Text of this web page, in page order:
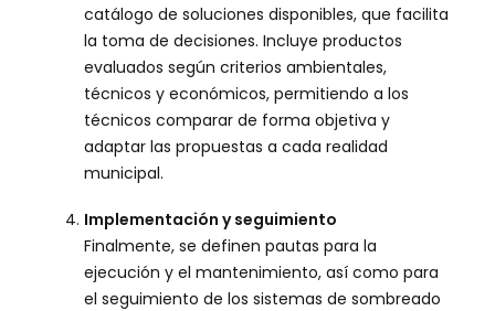
catálogo de soluciones disponibles, que facilita
la toma de decisiones. Incluye productos
evaluados según criterios ambientales,
técnicos y económicos, permitiendo a los
técnicos comparar de forma objetiva y
adaptar las propuestas a cada realidad
municipal.
Implementación y seguimiento
Finalmente, se definen pautas para la
ejecución y el mantenimiento, así como para
el seguimiento de los sistemas de sombreado